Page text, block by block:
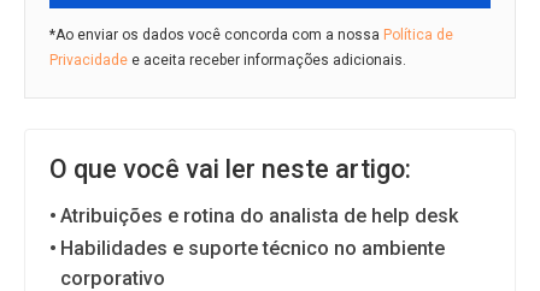
*Ao enviar os dados você concorda com a nossa Política de
Privacidade e aceita receber informações adicionais.
O que você vai ler neste artigo:
Atribuições e rotina do analista de help desk
Habilidades e suporte técnico no ambiente
corporativo